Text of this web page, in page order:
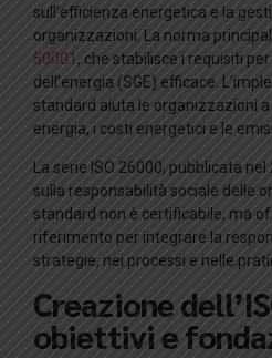
sull’efficienza energetica e la
organizzazioni. La norma
50001 , che stabilisce i requisiti
dell’energia (SGE) efficace.
standard aiuta le organizzazioni
energia, i costi energetici e le
La serie ISO 26000, pubblicata
sulla responsabilità sociale delle
standard non è certificabile, ma
riferimento per integrare la
strategie, nei processi e nelle
Creazione
obiettivi e